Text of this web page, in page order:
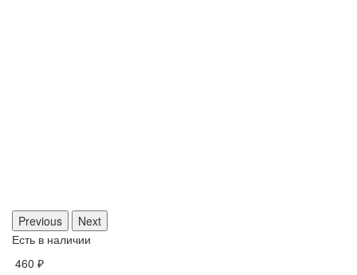
Previous
Next
Есть в наличии
460 ₽